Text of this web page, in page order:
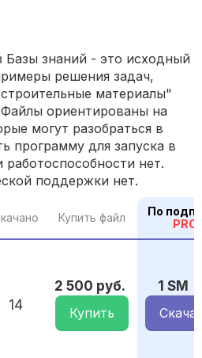
знаний - это исходный
решения задач,
материалы"
ориентированы на
могут разобраться в
программу для запуска в
работоспособности нет.
поддержки нет.
Купить файл
По
PRO
14
2 500 руб.
Купить
1 SM